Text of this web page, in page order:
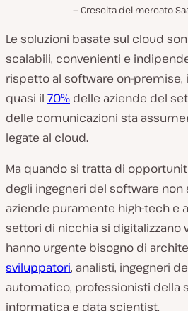
Crescita del mercato
Le soluzioni basate sul cloud
scalabili, convenienti e
rispetto al software on-premise,
quasi il 70% delle aziende del
delle comunicazioni sta
legate al cloud.
Ma quando si tratta di
degli ingegneri del software non
aziende puramente high-tech e
settori di nicchia si digitalizzano
hanno urgente bisogno di
sviluppatori, analisti, ingegneri
automatico, professionisti della
informatica e data scientist.